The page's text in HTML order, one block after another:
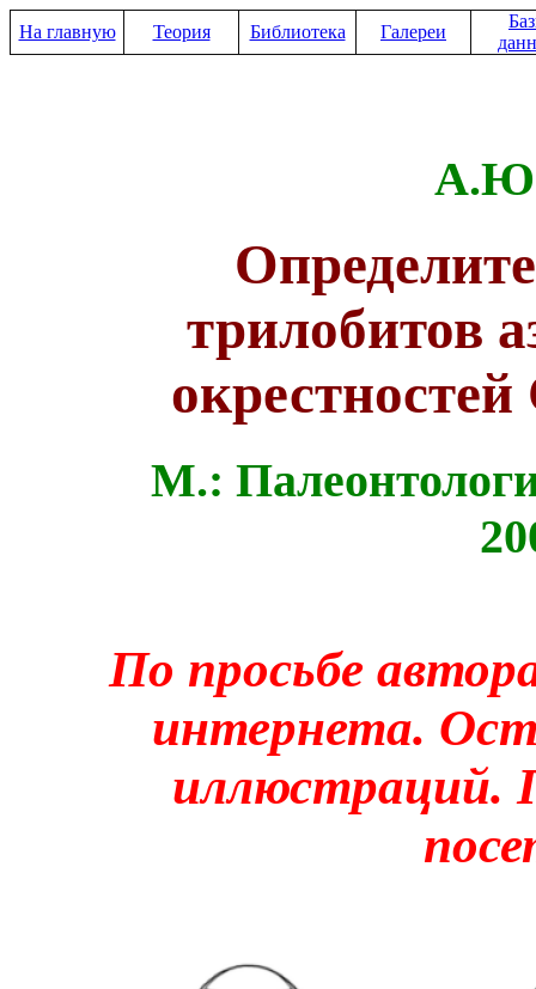
На главную Теория Библиотека Галереи
трилобитов
М.:
По просьбе
интернета.
иллюстраций.